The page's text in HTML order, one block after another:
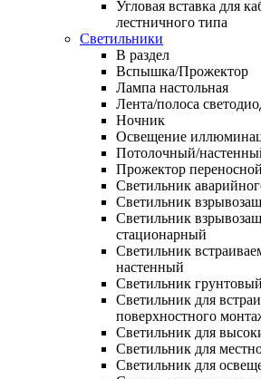
Угловая вставка для
лестничного типа
Светильники
В раздел
Вспышка/Прожектор
Лампа настольная
Лента/полоса
Ночник
Освещение
Потолочный/
Прожектор переносной
Светильник
Светильник
Светильник
стационарный
Светильник
настенный
Светильник грунтовый
Светильник для
поверхностного
Светильник для
Светильник для
Светильник для